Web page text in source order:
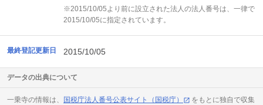
※2015/10/05より前に設立された法人の法人番号は、一律で
2015/10/05に指定されています。
最終登記更新日 2015/10/05
データの出典について
一乗寺の情報は、 国税庁法人番号公表サイト（国税庁）
をもとに独自で収集